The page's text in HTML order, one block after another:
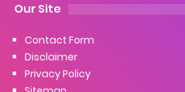
Our Site
Contact Form
Disclaimer
Privacy Policy